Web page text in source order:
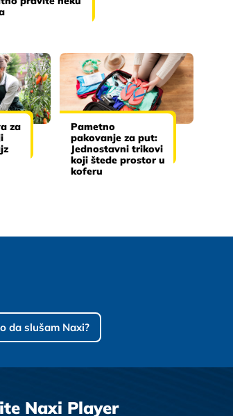
za
Pametno
pakovanje za put:
Jednostavni trikovi
koji štede prostor u
koferu
da slušam Naxi?
Naxi Player